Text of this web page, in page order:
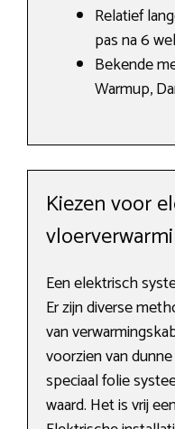
Relatief
pas na 6
Bekende
Warmup,
Kiezen voor
Een elektrisch
Er zijn diverse
van
voorzien van
speciaal folie
waard. Het is vrij